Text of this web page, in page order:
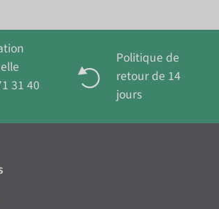
31 40
Politique de
retour de 14
jours